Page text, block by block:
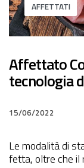
AFFETTATI
Affettato
tecnologia
15/06/2022
Le modalità di
fetta, oltre che il